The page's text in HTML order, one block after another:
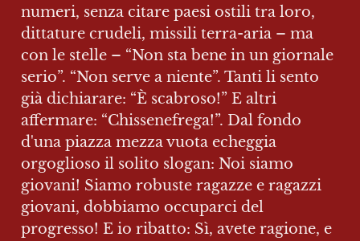
numeri, senza citare paesi ostili tra loro,
dittature crudeli, missili terra-aria – ma
con le stelle – “Non sta bene in un giornale
serio”. “Non serve a niente”. Tanti li sento
già dichiarare: “È scabroso!” E altri
affermare: “Chissenefrega!”. Dal fondo
d'una piazza mezza vuota echeggia
orgoglioso il solito slogan: Noi siamo
giovani! Siamo robuste ragazze e ragazzi
giovani, dobbiamo occuparci del
progresso! E io ribatto: Sì, avete ragione, e